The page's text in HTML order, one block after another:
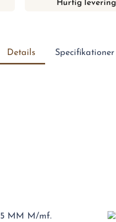
Hurtig levering
Details Specifikationer